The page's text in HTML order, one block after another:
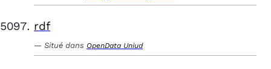
rdf
Situé dans OpenData Uniud